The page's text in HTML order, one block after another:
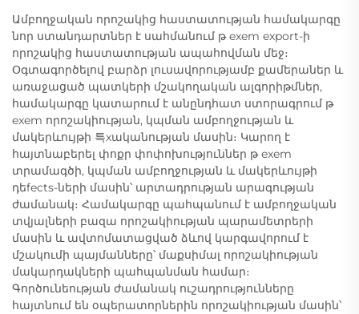
Ամբողջական որոշակից հաստատության համակարգը
նոր ստանդարտներ է սահմանում թ exem export-ի
որոշակից հաստատության ապահովման մեջ։
Օգտագործելով բարձր լուսավորությամբ քամերաներ և
առաջացած պատկերի մշակողական ալգորիթմներ,
համակարգը կատարում է անընդհատ ստորագրում թ
exem որոշակիության, կպման ամբողջության և
մակերևույթի 특xականության մասին։ Կարող է
հայտնաբերել փոքր փոփոխություններ թ exem
տրամագծի, կպման ամբողջության և մակերևույթի
դեfects-ների մասին՝ արտադրության արագության
ժամանակ։ Համակարգը պահպանում է ամբողջական
տվյալների բազա որոշակիության պարամետրերի
մասին և ավտոմատացված ձևով կարգավորում է
մշակումի պայմանները՝ մաքսիմալ որոշակիության
մակարդակների պահպանման համար։
Գործունեության ժամանակ ուշադրությունները
հայտնում են օպերատորներին որոշակիության մասին՝